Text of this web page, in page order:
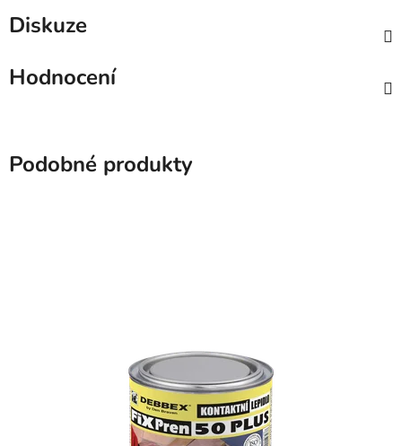
Diskuze
Hodnocení
Podobné produkty